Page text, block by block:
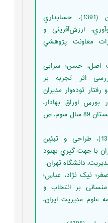
رهنماي رود پشتي، فريدون (1391)، حسابداري
ارزش‌آفرینی و
معاونت پژوهشي
اصل، حسن؛ سرابی
(1389). بررسی اثر تجربه بر
توده‌وار مدیران
اوراق بهادار،
فصلنامه بورس اوراق بهادار، زمستان 89 سال سوم، ص
عاصمی پور، محمدجواد (1371)، طراحی و تبئین
با جهت گیري بهبود
دانشگاه تهران.
نیک نژاد، عباس؛
منسانی بر انتخاب و
علوم مدیریت ایران،